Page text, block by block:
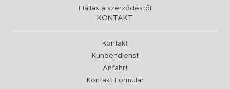
Elállás a szerződéstől
KONTAKT
Kontakt
Kundendienst
Anfahrt
Kontakt Formular